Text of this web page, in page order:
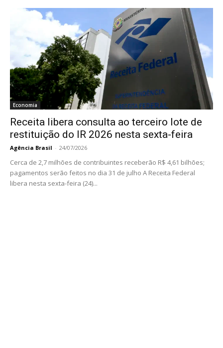
Economia
Receita libera consulta ao terceiro lote de
restituição do IR 2026 nesta sexta-feira
Agência Brasil - 24/07/2026
Cerca de 2,7 milhões de contribuintes receberão R$ 4,61 bilhões;
pagamentos serão feitos no dia 31 de julho A Receita Federal
libera nesta sexta-feira (24)...